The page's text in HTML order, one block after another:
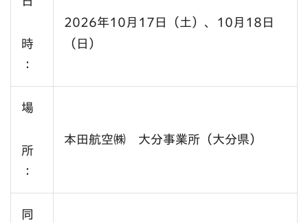
時
：
2026年10月17日（土）、10月18日
（日）
場
所
：
本田航空㈱ 大分事業所（大分県）
同